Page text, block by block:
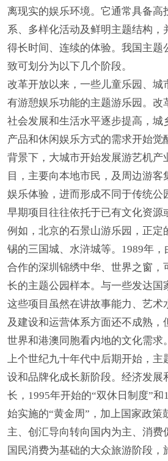
离现实的娱乐环境。它通常具备高
系、多样化活动及鲜明主题结构，
得长时间、连续的体验。我国主题
致可划分为以下几个阶段。
改革开放以来，一些儿童乐园、城
有游憩娱乐功能的主题游乐园。改
社会发展和生活水平逐步提高，城
产品和休闲娱乐方式的需求开始觉
背景下，大城市开始发展游艺机产
目，主要向本地市民，及周边游客
娱乐体验，进而形成不同于传统公
早期项目往往依托于已有文化资源
例如，北京的石景山游乐园，正定
锡的三国城、水浒城等。1989年
合作的深圳锦绣中华、世界之窗，
长的主题公园样本。与一些发达国
这些项目虽然在讲故事能力、艺术
及建设和运营体系方面还不成熟，
世界和港澳同胞看内地的文化
上个世纪九十年代中后期开始，主
设和品牌化成长新阶段。经济发展
长，1995年开始的“双休日制度”
始实施的“黄金周”，加上国家政策
主、创汇导向转向国内为主、消费
国民消费为基础的大众旅游阶段，